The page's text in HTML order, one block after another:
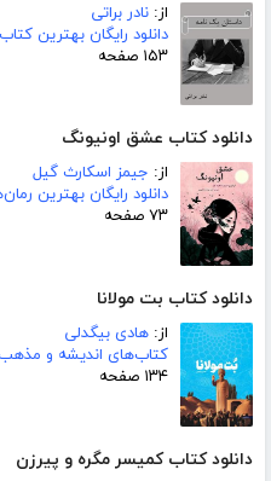
از: نادر براتی
دانلود رایگان بهترین
۱۵۳ صفحه
دانلود کتاب عشق اونیونگ
از: جیمز اسکارث گیل
دانلود رایگان بهترین
۷۳ صفحه
دانلود کتاب بت مولانا
از: هادی بیگدلی
کتاب‌های اندیشه و
۱۳۴ صفحه
دانلود کتاب کمیسر مگره و پیرزن